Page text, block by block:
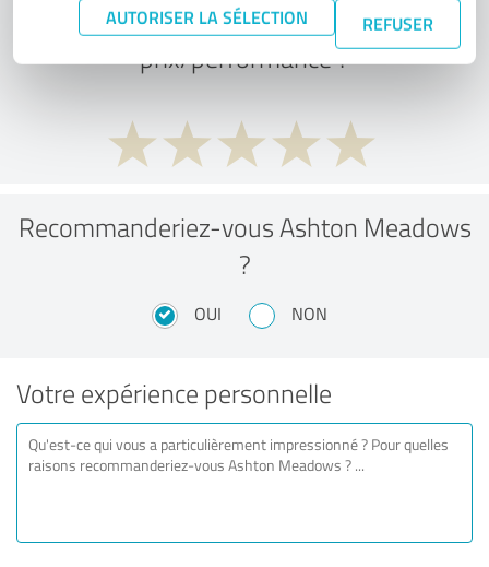
AUTORISER LA SÉLECTION REFUSER
Que pensez-vous du rapport
prix/performance ?
Recommanderiez-vous Ashton Meadows
?
OUI NON
Votre expérience personnelle